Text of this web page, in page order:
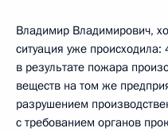
Владимир Владимирович,
ситуация уже происходила:
в результате пожара
веществ на том же
разрушением
с требованием органов